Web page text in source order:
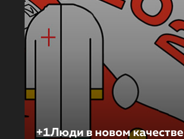
+1Люди в новом качестве